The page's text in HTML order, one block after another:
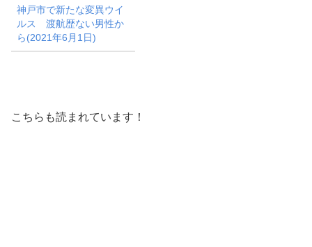
神戸市で新たな変異ウイ
ルス 渡航歴ない男性か
ら(2021年6月1日)
こちらも読まれています！